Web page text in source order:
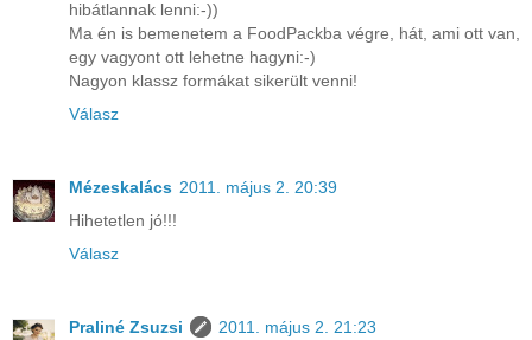
hibátlannak lenni:-))
Ma én is bemenetem a FoodPackba végre, hát, ami ott van,
egy vagyont ott lehetne hagyni:-)
Nagyon klassz formákat sikerült venni!
Válasz
Mézeskalács 2011. május 2. 20:39
Hihetetlen jó!!!
Válasz
Praliné Zsuzsi
2011. május 2. 21:23